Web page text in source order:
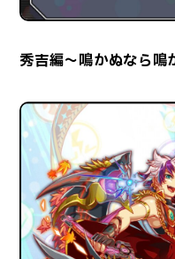
秀吉編～鳴かぬなら鳴